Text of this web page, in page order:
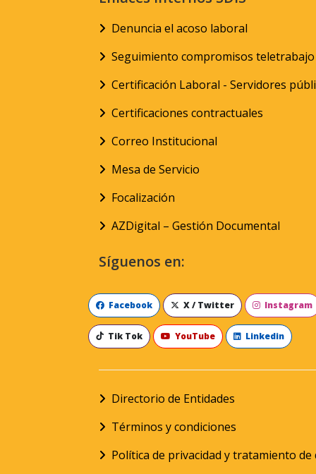
Denuncia el acoso laboral
Seguimiento compromisos teletrabajo
Certificación Laboral - Servidores
Certificaciones contractuales
Correo Institucional
Mesa de Servicio
Focalización
AZDigital – Gestión Documental
Síguenos en:
Facebook X / Twitter Instagram
Tik Tok YouTube Linkedin
Directorio de Entidades
Términos y condiciones
Política de privacidad y tratamiento